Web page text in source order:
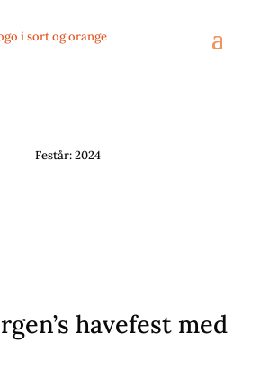
Festår: 2024
havefest med